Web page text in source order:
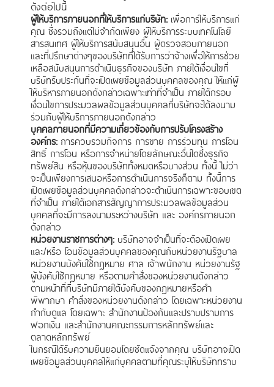
ดังต่อไปนี้
ผู้ให้บริการภายนอกที่ให้บริการแก่บริษัท:เพื่อการให้บริการแก่
คุณ ซึ่งรวมถึงแต่ไม่จำกัดเพียง ผู้ให้บริการระบบเทคโนโลยี
สารสนเทศ ผู้ให้บริการสนับสนุนอื่น ผู้ตรวจสอบภายนอก
และที่ปรึกษาต่างๆของบริษัทที่ได้รับการว่าจ้างเพื่อให้การช่วย
เหลือสนับสนุนการดำเนินธุรกิจของบริษัท ภายใต้เงื่อนไขที่
บริษัทรับประกันที่จะเปิดเผยข้อมูลส่วนบุคคลของคุณ ให้แก่ผู้
ให้บริหารภายนอกดังกล่าวเฉพาะเท่าที่จำเป็น ภายใต้กรอบ
เงื่อนไขการประมวลผลข้อมูลส่วนบุคคลที่บริษัทจะได้ลงนาม
ร่วมกับผู้ให้บริการภายนอกดังกล่าว
บุคคลภายนอกที่มีความเกี่ยวข้องกับการปรับโครงสร้าง
องค์กร:การควบรวมกิจการ การขาย การร่วมทุน การโอน
สิทธิ์ การโอน หรือการจําหน่ายโดยลักษณะอื่นใดซึ่งธุรกิจ
ทรัพย์สิน หรือหุ้นของบริษัททั้งหมดหรือบางส่วน ทั้งนี้ ไม่ว่า
จะเป็นเพียงการเสนอหรือการดําเนินการจริงก็ตาม ทั้งนี้การ
เปิดเผยข้อมูลส่วนบุคคลดังกล่าวจะดำเนินการเฉพาะขอบเขต
ที่จำเป็น ภายใต้เอกสารสัญญาการประมวลผลข้อมูลส่วน
บุคคลที่จะมีการลงนามระหว่างบริษัท และ องค์กรภายนอก
ดังกล่าว
หน่วยงานราชการต่างๆ:บริษัทอาจจำเป็นที่จะต้องเปิดเผย
และ/หรือ โอนข้อมูลส่วนบุคคลของคุณกับหน่วยงานรัฐบาล
หน่วยงานบังคับใช้กฎหมาย ศาล เจ้าพนักงาน หน่วยงานรัฐ
ผู้บังคับใช้กฎหมาย หรือตามคำสั่งของหน่วยงานดังกล่าว
ตามหน้าที่ที่บริษัทมีภายใต้บังคับของกฎหมายหรือคำ
พิพากษา คำสั่งของหน่วยงานดังกล่าว โดยเฉพาะหน่วยงาน
กำกับดูแล โดยเฉพาะ สำนักงานป้องกันและปราบปรามการ
ฟอกเงิน และสำนักงานคณะกรรมการหลักทรัพย์และ
ตลาดหลักทรัพย์
ในกรณีได้รับความยินยอมโดยชัดแจ้งจากคุณ บริษัทอาจเปิด
เผยข้อมูลส่วนบุคคลให้แก่บุคคลตามที่คุณระบุให้บริษัททราบ